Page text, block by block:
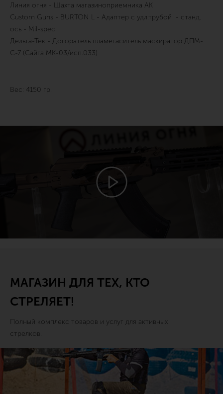
Линия огня - Шахта магазиноприемника АК
Custom Guns - BURTON L - Адаптер с удл.трубой - станд.
ось - Mil-spec
Дельта-Тек - Догоратель пламегаситель маскиратор ДПМ-
С-7 (Сайга МК-03/исп.033)
Вес: 4150 гр.
МАГАЗИН ДЛЯ ТЕХ, КТО
СТРЕЛЯЕТ!
Полный комплекс товаров и услуг для активных
стрелков.